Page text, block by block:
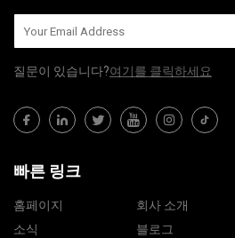
질문이 있습니다?여기를 클릭하세요
빠른 링크
홈페이지 회사 소개
소식
블로그